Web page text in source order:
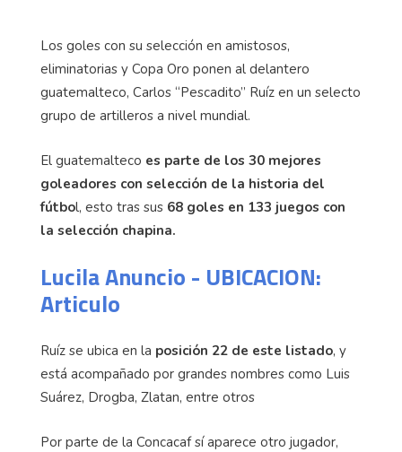
Los goles con su selección en amistosos,
eliminatorias y Copa Oro ponen al delantero
guatemalteco, Carlos “Pescadito” Ruíz en un selecto
grupo de artilleros a nivel mundial.
El guatemalteco es parte de los 30 mejores
goleadores con selección de la historia del
fútbol, esto tras sus 68 goles en 133 juegos con
la selección chapina.
Lucila Anuncio - UBICACION:
Articulo
Ruíz se ubica en la posición 22 de este listado, y
está acompañado por grandes nombres como Luis
Suárez, Drogba, Zlatan, entre otros
Por parte de la Concacaf sí aparece otro jugador,